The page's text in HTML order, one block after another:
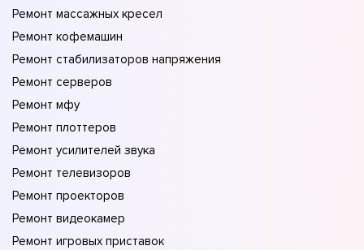
Ремонт массажных кресел
Ремонт кофемашин
Ремонт стабилизаторов напряжения
Ремонт серверов
Ремонт мфу
Ремонт плоттеров
Ремонт усилителей звука
Ремонт телевизоров
Ремонт проекторов
Ремонт видеокамер
Ремонт игровых приставок